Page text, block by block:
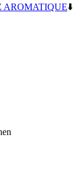
AROMATIQUE⬇️